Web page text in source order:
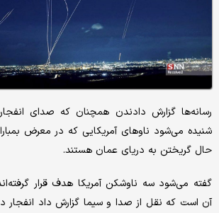
رسانه‌ها گزارش دادندن همچنان که صدای
شنیده می‌شود ناوهای آمریکایی که در معرض
حال گریختن به دریای عمان هستند.
گفته می‌شود سه ناوشکن آمریکا هدف قرار
آن است که نقل از صدا و سیما گزارش داد انفجار